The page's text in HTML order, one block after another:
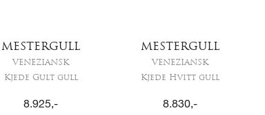
MESTERGULL
VENEZIANSK
Kjede Gult gull
8.925,-
MESTERGULL
VENEZIANSK
Kjede Hvitt gull
8.830,-